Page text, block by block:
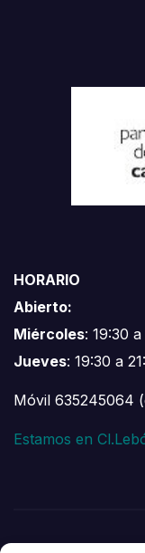
HORARIO
Abierto:
Miércoles: 19:30 a
Jueves: 19:30 a
Móvil 635245064
Estamos en